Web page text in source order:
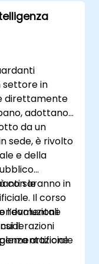
settore in
direttamente
adottano
da un
sede, è rivolto
e della
con le
Il corso
saranno in
il
artificiale